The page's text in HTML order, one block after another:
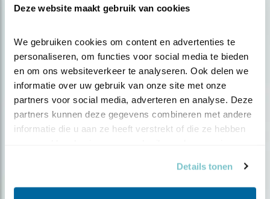
Deze website maakt gebruik van cookies
We gebruiken cookies om content en advertenties te
personaliseren, om functies voor social media te bieden
en om ons websiteverkeer te analyseren. Ook delen we
informatie over uw gebruik van onze site met onze
partners voor social media, adverteren en analyse. Deze
partners kunnen deze gegevens combineren met andere
informatie die u aan ze heeft verstrekt of die ze hebben
Details tonen